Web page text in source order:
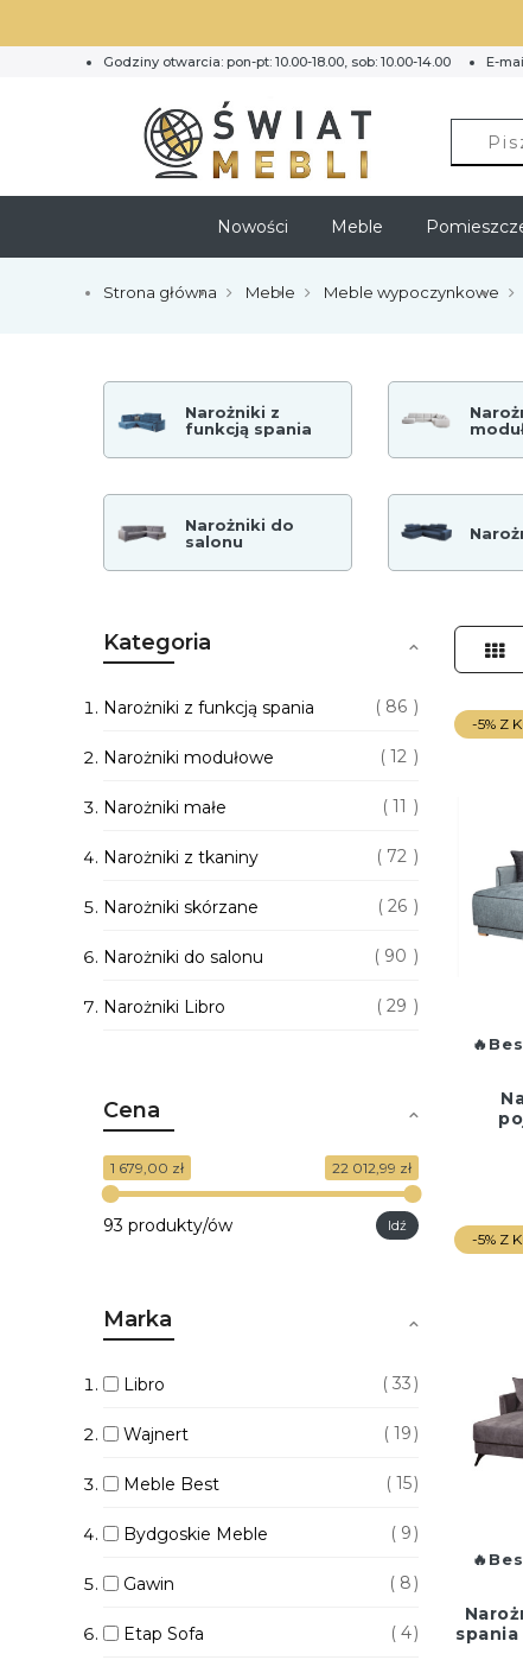
Godziny otwarcia: pon-pt: 10.00-18.00, sob: 10.00-14.00 E-
Nowości Meble
Strona główna Meble Meble wypoczynkowe
Narożniki z
funkcją spania
Narożniki do
salonu
-5% Z
-5% Z
spania
Kategoria
Narożniki z funkcją spania 86
Narożniki modułowe 12
Narożniki małe 11
Narożniki z tkaniny 72
Narożniki skórzane 26
Narożniki do salonu 90
Narożniki Libro 29
Cena
1 679,00 zł 22 012,99 zł
93 produkty/ów Idź
Marka
Libro 33
Wajnert 19
Meble Best 15
Bydgoskie Meble 9
Gawin 8
Etap Sofa 4